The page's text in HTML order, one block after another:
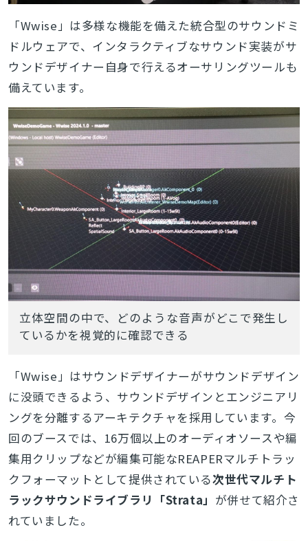
「Wwise」は多様な機能を備えた統合型のサウンドミ
ドルウェアで、インタラクティブなサウンド実装がサ
ウンドデザイナー自身で行えるオーサリングツールも
備えています。
立体空間の中で、どのような音声がどこで発生し
ているかを視覚的に確認できる
「Wwise」はサウンドデザイナーがサウンドデザイン
に没頭できるよう、サウンドデザインとエンジニアリ
ングを分離するアーキテクチャを採用しています。今
回のブースでは、16万個以上のオーディオソースや編
集用クリップなどが編集可能なREAPERマルチトラッ
クフォーマットとして提供されている次世代マルチト
ラックサウンドライブラリ「Strata」 が併せて紹介さ
れていました。